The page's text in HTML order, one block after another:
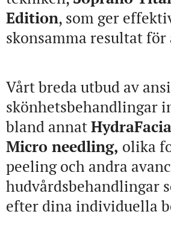
Edition, som ger
skonsamma resultat
Vårt breda utbud av
skönhetsbehandlingar
bland annat
Micro needling, olika
peeling och andra
hudvårdsbehandlingar
efter dina individuella